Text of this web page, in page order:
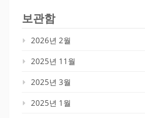
보관함
2026년 2월
2025년 11월
2025년 3월
2025년 1월